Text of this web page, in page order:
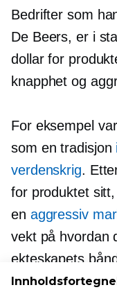
Bedrifter som
De Beers, er i
dollar for
knapphet og
For eksempel
som en tradisjon
verdenskrig.
for produktet
en aggressiv
vekt på hvordan
ekteskapets
en praksis